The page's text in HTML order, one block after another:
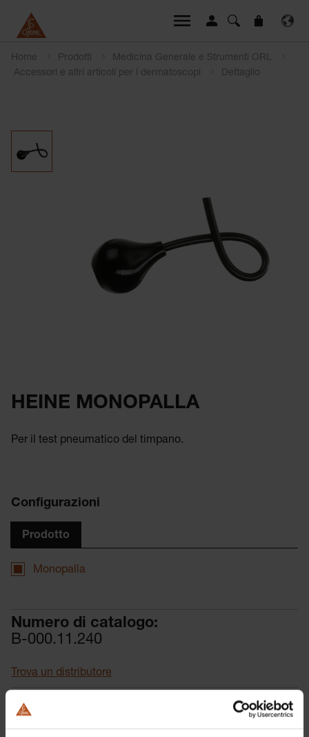
Home Prodotti
Medicina Generale e Strumenti ORL
Accessori e altri articoli per i dermatoscopi
Dettaglio
HEINE MONOPALLA
Per il test pneumatico del timpano.
Configurazioni
Prodotto
Monopalla
Numero di catalogo:
B-000.11.240
Trova un distributore
Maggiori dettagli
Per il test pneumatico del timpano.